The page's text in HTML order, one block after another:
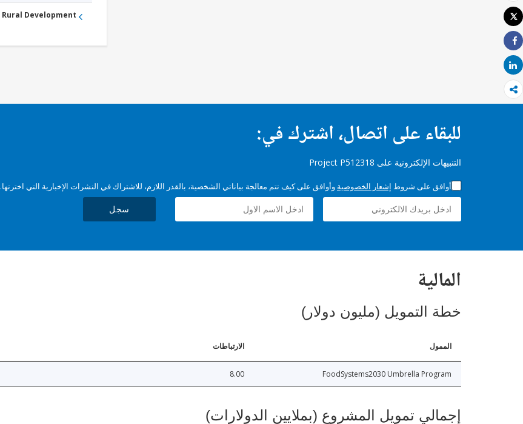
بريد الكتروني
طباعة
Tweet
Share
Share
Rural Development
للبقاء على اتصال، اشترك في:
التنبيهات الإلكترونية على Project P512318
أوافق على شروط إشعار الخصوصية وأوافق على كيف تتم معالجة بياناتي الشخصية، بالقدر اللازم، للاشتراك في النشرات الإخبارية التي اخترتها.
سجل
المالية
خطة التمويل (مليون دولار)
الممول الارتباطات
FoodSystems2030 Umbrella Program
8.00
إجمالي تمويل المشروع (بملايين الدولارات)